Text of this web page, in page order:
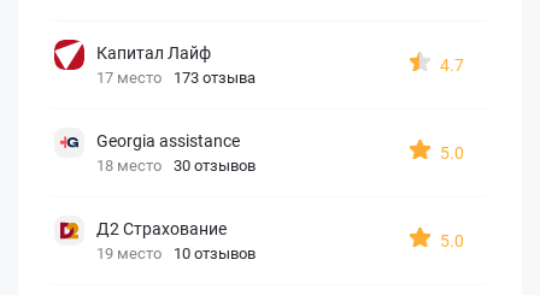
Капитал Лайф
17 место 173 отзыва
4.7
Georgia assistance
18 место 30 отзывов
5.0
Д2 Страхование
19 место 10 отзывов
5.0